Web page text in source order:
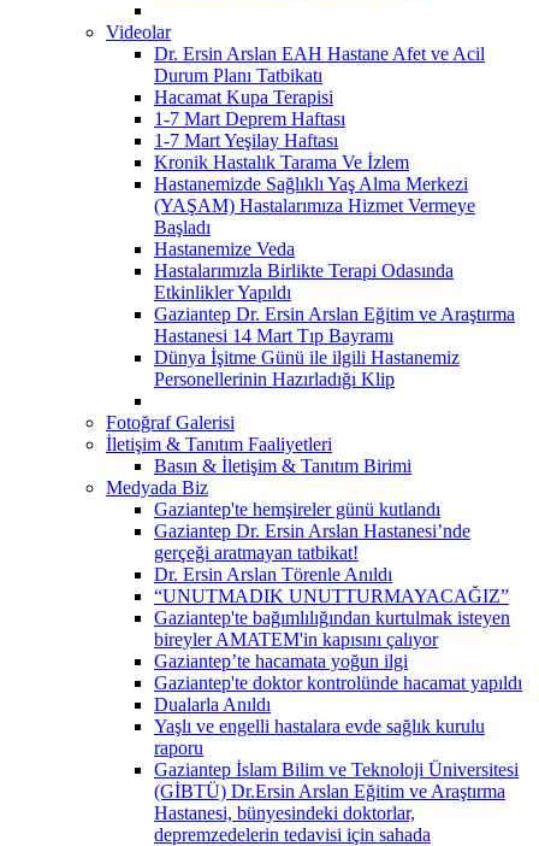
Videolar
Dr. Ersin Arslan EAH Hastane Afet ve Acil
Durum Planı Tatbikatı
Hacamat Kupa Terapisi
1-7 Mart Deprem Haftası
1-7 Mart Yeşilay Haftası
Kronik Hastalık Tarama Ve İzlem
Hastanemizde Sağlıklı Yaş Alma Merkezi
(YAŞAM) Hastalarımıza Hizmet Vermeye
Başladı
Hastanemize Veda
Hastalarımızla Birlikte Terapi Odasında
Etkinlikler Yapıldı
Gaziantep Dr. Ersin Arslan Eğitim ve Araştırma
Hastanesi 14 Mart Tıp Bayramı
Dünya İşitme Günü ile ilgili Hastanemiz
Personellerinin Hazırladığı Klip
Fotoğraf Galerisi
İletişim & Tanıtım Faaliyetleri
Basın & İletişim & Tanıtım Birimi
Medyada Biz
Gaziantep'te hemşireler günü kutlandı
Gaziantep Dr. Ersin Arslan Hastanesi’nde
gerçeği aratmayan tatbikat!
Dr. Ersin Arslan Törenle Anıldı
“UNUTMADIK UNUTTURMAYACAĞIZ”
Gaziantep'te bağımlılığından kurtulmak isteyen
bireyler AMATEM'in kapısını çalıyor
Gaziantep’te hacamata yoğun ilgi
Gaziantep'te doktor kontrolünde hacamat yapıldı
Dualarla Anıldı
Yaşlı ve engelli hastalara evde sağlık kurulu
raporu
Gaziantep İslam Bilim ve Teknoloji Üniversitesi
(GİBTÜ) Dr.Ersin Arslan Eğitim ve Araştırma
Hastanesi, bünyesindeki doktorlar,
depremzedelerin tedavisi için sahada